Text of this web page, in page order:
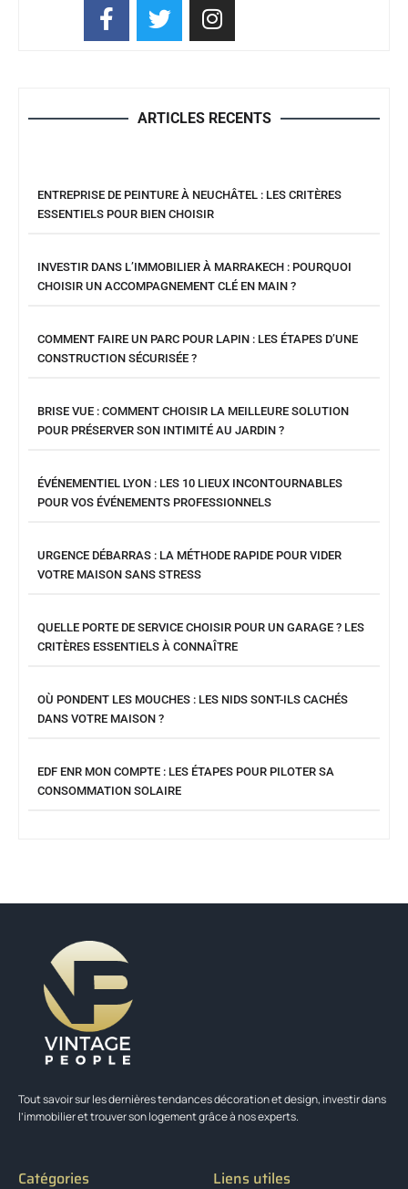
ARTICLES RECENTS
ENTREPRISE DE PEINTURE À NEUCHÂTEL : LES CRITÈRES
ESSENTIELS POUR BIEN CHOISIR
INVESTIR DANS L’IMMOBILIER À MARRAKECH : POURQUOI
CHOISIR UN ACCOMPAGNEMENT CLÉ EN MAIN ?
COMMENT FAIRE UN PARC POUR LAPIN : LES ÉTAPES D’UNE
CONSTRUCTION SÉCURISÉE ?
BRISE VUE : COMMENT CHOISIR LA MEILLEURE SOLUTION
POUR PRÉSERVER SON INTIMITÉ AU JARDIN ?
ÉVÉNEMENTIEL LYON : LES 10 LIEUX INCONTOURNABLES
POUR VOS ÉVÉNEMENTS PROFESSIONNELS
URGENCE DÉBARRAS : LA MÉTHODE RAPIDE POUR VIDER
VOTRE MAISON SANS STRESS
QUELLE PORTE DE SERVICE CHOISIR POUR UN GARAGE ? LES
CRITÈRES ESSENTIELS À CONNAÎTRE
OÙ PONDENT LES MOUCHES : LES NIDS SONT-ILS CACHÉS
DANS VOTRE MAISON ?
EDF ENR MON COMPTE : LES ÉTAPES POUR PILOTER SA
CONSOMMATION SOLAIRE
Tout savoir sur les dernières tendances décoration et design, investir dans
l’immobilier et trouver son logement grâce à nos experts.
Catégories Liens utiles